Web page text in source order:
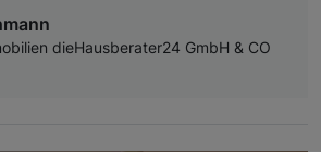
dieHausberater24 GmbH & CO